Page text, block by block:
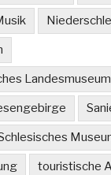
touristische